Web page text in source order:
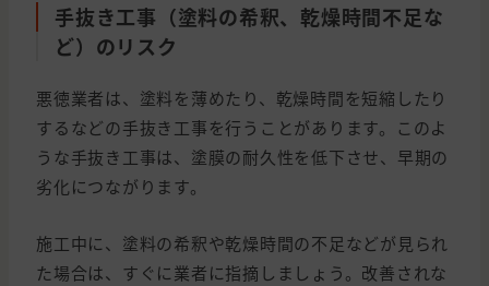
手抜き工事（塗料の希釈、乾燥時間不足な
ど）のリスク
悪徳業者は、塗料を薄めたり、乾燥時間を短縮したり
するなどの手抜き工事を行うことがあります。このよ
うな手抜き工事は、塗膜の耐久性を低下させ、早期の
劣化につながります。
施工中に、塗料の希釈や乾燥時間の不足などが見られ
た場合は、すぐに業者に指摘しましょう。改善されな